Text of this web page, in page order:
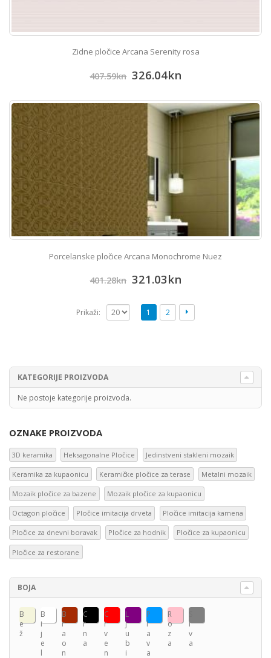
Zidne pločice Arcana Serenity rosa
407.59kn 326.04kn
Porcelanske pločice Arcana Monochrome Nuez
401.28kn 321.03kn
Prikaži: 1 2
KATEGORIJE PROIZVODA
Ne postoje kategorije proizvoda.
OZNAKE PROIZVODA
3D keramika Heksagonalne Pločice Jedinstveni stakleni mozaik
Keramika za kupaonicu Keramičke pločice za terase Metalni mozaik
Mozaik pločice za bazene Mozaik pločice za kupaonicu
Octagon pločice Pločice imitacija drveta Pločice imitacija kamena
Pločice za dnevni boravak Pločice za hodnik Pločice za kupaonicu
Pločice za restorane
BOJA
B
e
ž
B
i
j
e
l
B
r
a
o
n
C
r
n
a
C
r
v
e
n
L
j
u
b
i
P
l
a
v
a
R
o
z
a
i
v
a